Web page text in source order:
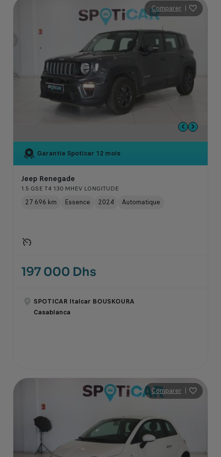
Comparer |
Garantie Spoticar 12 mois
Jeep Renegade
1.5 GSE T4 130 MHEV LONGITUDE
27 696 km Essence 2024 Automatique
197 000 Dhs
SPOTICAR Italcar BOUSKOURA
Casablanca
Comparer |